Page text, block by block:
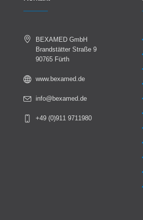
BEXAMED GmbH
Brandstätter Straße 9
90765 Fürth
www.bexamed.de
info@bexamed.de
+49 (0)911 9711980